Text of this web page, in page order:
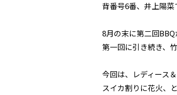
背番号6番、井上陽菜
8月の末に第二回BBQ
第一回に引き続き、
今回は、レディース
スイカ割りに花火、